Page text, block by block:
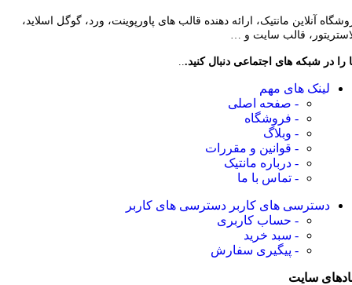
آنلاین مانتیک، ارائه دهنده قالب های پاورپوینت، ورد، گوگل اسلاید،
قالب سایت و …
را در شبکه های اجتماعی دنبال کنید.
لینک های مهم
- صفحه اصلی
- فروشگاه
- وبلاگ
- قوانین و مقررات
- درباره مانتیک
- تماس با ما
دسترسی های کاربر دسترسی های کاربر
- حساب کاربری
- سبد خرید
- پیگیری سفارش
سایت